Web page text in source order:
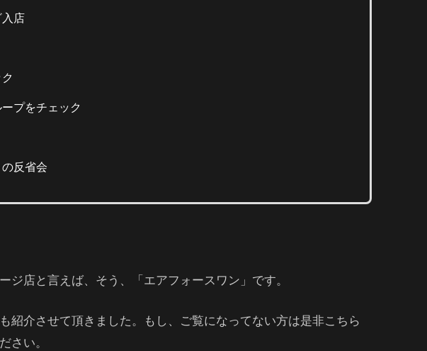
店
プをチェック
反省会
ジ店と言えば、そう、「エアフォースワン」です。
紹介させて頂きました。もし、ご覧になってない方は是非こちら
さい。